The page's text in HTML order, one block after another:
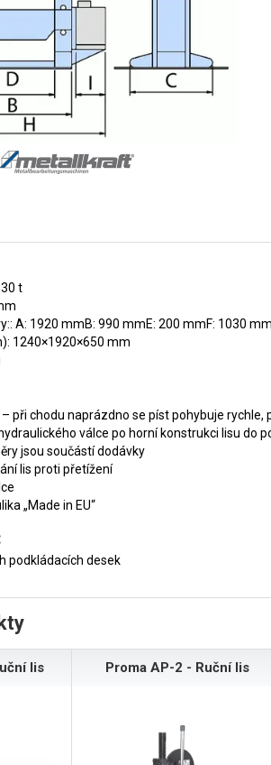
t
A: 1920 mmB: 990 mmE: 200 mmF: 1030
1240×1920×650 mm
při chodu naprázdno se píst pohybuje
válce po horní konstrukci lisu do
jsou součástí dodávky
lis proti přetížení
„Made in EU“
podkládacích desek
lis Proma AP-2 - Ruční lis